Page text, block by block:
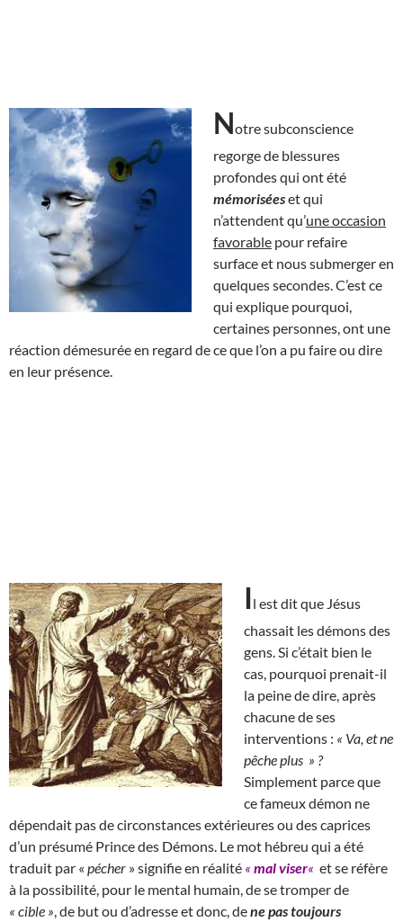
Notre subconscience
regorge de blessures
profondes qui ont été
mémoriséeset qui
n’attendent qu’une occasion
favorable pour refaire
surface et nous submerger en
quelques secondes. C’est ce
qui explique pourquoi,
certaines personnes, ont une
réaction démesurée en regard de ce que l’on a pu faire ou dire
en leur présence.
Il est dit que Jésus
chassait les démons des
gens. Si c’était bien le
cas, pourquoi prenait-il
la peine de dire, après
chacune de ses
interventions : « Va, et ne
pêche plus » ?
Simplement parce que
ce fameux démon ne
dépendait pas de circonstances extérieures ou des caprices
d’un présumé Prince des Démons. Le mot hébreu qui a été
traduit par « pécher » signifie en réalité « mal viser« et se réfère
à la possibilité, pour le mental humain, de se tromper de
« cible » , de but ou d’adresse et donc, dene pas toujours